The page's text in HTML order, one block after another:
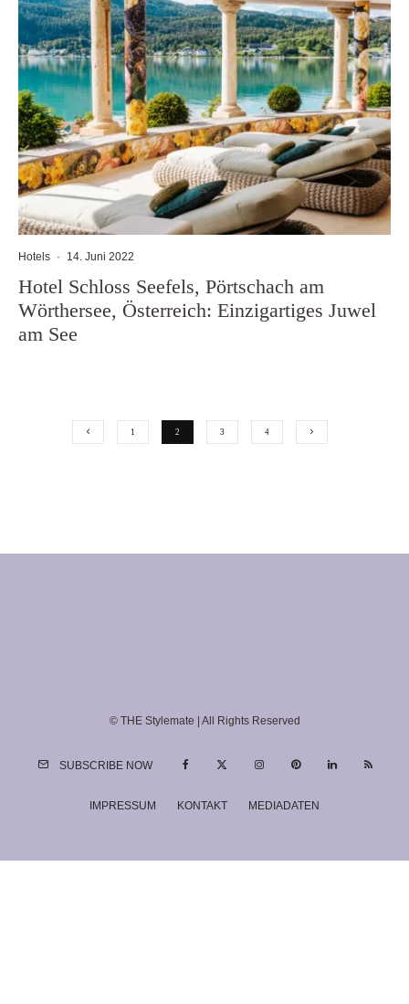
Hotels · 14. Juni 2022
Hotel Schloss Seefels, Pörtschach am
Wörthersee, Österreich: Einzigartiges Juwel
am See
1 2 3 4
© THE Stylemate | All Rights Reserved
SUBSCRIBE NOW
IMPRESSUM KONTAKT MEDIADATEN